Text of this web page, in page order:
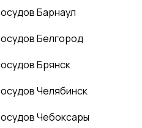
Барнаул
Белгород
Брянск
Челябинск
Чебоксары